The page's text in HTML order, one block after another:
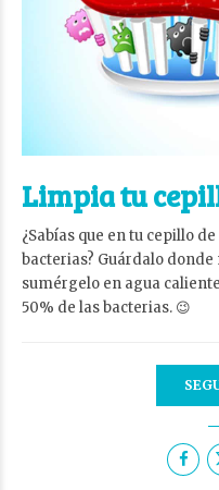
Limpia tu
¿Sabías que en tu cepillo
bacterias? Guárdalo
sumérgelo en agua
50% de las bacterias. 😉